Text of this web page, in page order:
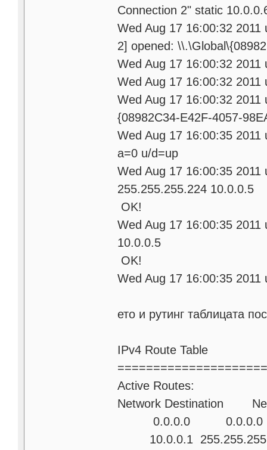
Connection 2" static
Wed Aug 17 16:00:32 2011
2] opened:
Wed Aug 17 16:00:32 2011
Wed Aug 17 16:00:32 2011
Wed Aug 17 16:00:32
{08982C34-E42F-4057-
Wed Aug 17 16:00:35
a=0 u/d=up
Wed Aug 17 16:00:35
255.255.255.224 10.0.0.5
OK!
Wed Aug 17 16:00:35
10.0.0.5
OK!
Wed Aug 17 16:00:35
ето и рутинг таблицата
IPv4 Route Table
Active Routes:
Network Destination
0.0.0.0 0.0.0.0
10.0.0.1